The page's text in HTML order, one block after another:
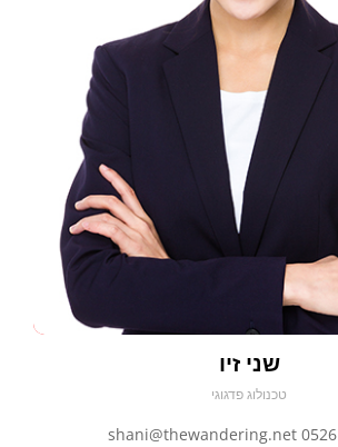
שני זיו
טכנולוג פדגוגי
shani@thewandering.net